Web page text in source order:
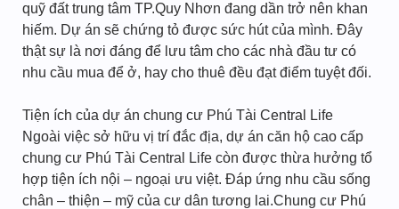
quỹ đất trung tâm TP.Quy Nhơn đang dần trở nên khan
hiếm. Dự án sẽ chứng tỏ được sức hút của mình. Đây
thật sự là nơi đáng để lưu tâm cho các nhà đầu tư có
nhu cầu mua để ở, hay cho thuê đều đạt điểm tuyệt đối.
Tiện ích của dự án chung cư Phú Tài Central Life
Ngoài việc sở hữu vị trí đắc địa, dự án căn hộ cao cấp
chung cư Phú Tài Central Life còn được thừa hưởng tổ
hợp tiện ích nội – ngoại ưu việt. Đáp ứng nhu cầu sống
chân – thiện – mỹ của cư dân tương lai.Chung cư Phú